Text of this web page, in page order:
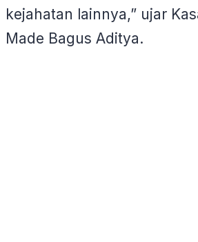
kejahatan lainnya,” ujar
Made Bagus Aditya.